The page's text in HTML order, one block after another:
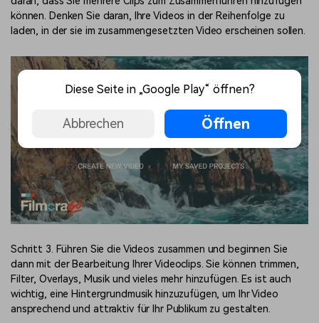
können. Denken Sie daran, Ihre Videos in der Reihenfolge zu
laden, in der sie im zusammengesetzten Video erscheinen sollen.
Schritt 3. Führen Sie die Videos zusammen und beginnen Sie
dann mit der Bearbeitung Ihrer Videoclips. Sie können trimmen,
Filter, Overlays, Musik und vieles mehr hinzufügen. Es ist auch
wichtig, eine Hintergrundmusik hinzuzufügen, um Ihr Video
ansprechend und attraktiv für Ihr Publikum zu gestalten.
Diese Seite in „Google Play“ öffnen?
Abbrechen Öffnen